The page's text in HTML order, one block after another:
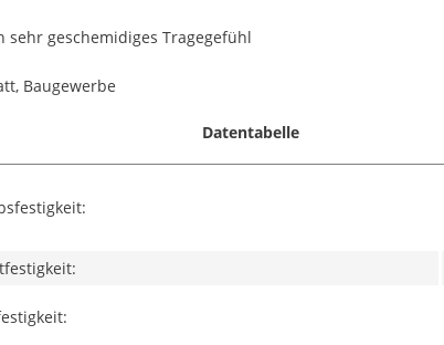
sehr geschemidiges Tragegefühl
Baugewerbe
Datentabelle